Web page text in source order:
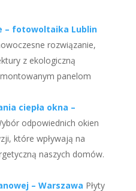
– fotowoltaika Lublin
rozwiązanie,
z ekologiczną
panelom
ciepła okna –
odpowiednich okien
które wpływają na
naszych domów.
– Warszawa Płyty